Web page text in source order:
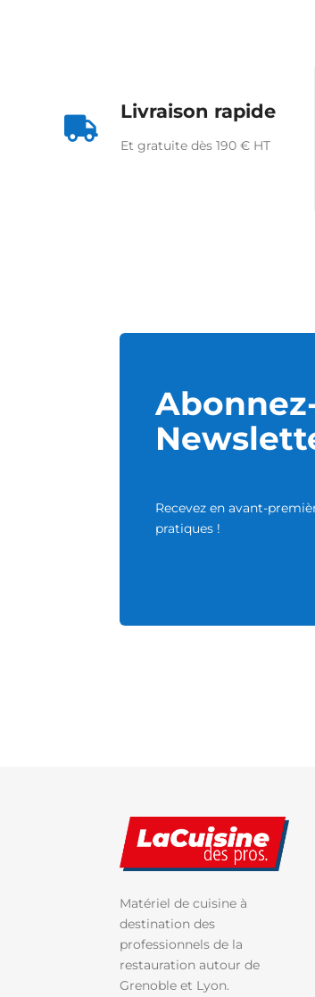

Livraison rapide
Et gratuite dès 190 € HT
Recevez en avant-
pratiques !
Matériel de cuisine à
destination des
professionnels de la
restauration autour de
Grenoble et Lyon.